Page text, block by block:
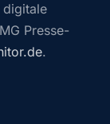
digitale
Presse-
.